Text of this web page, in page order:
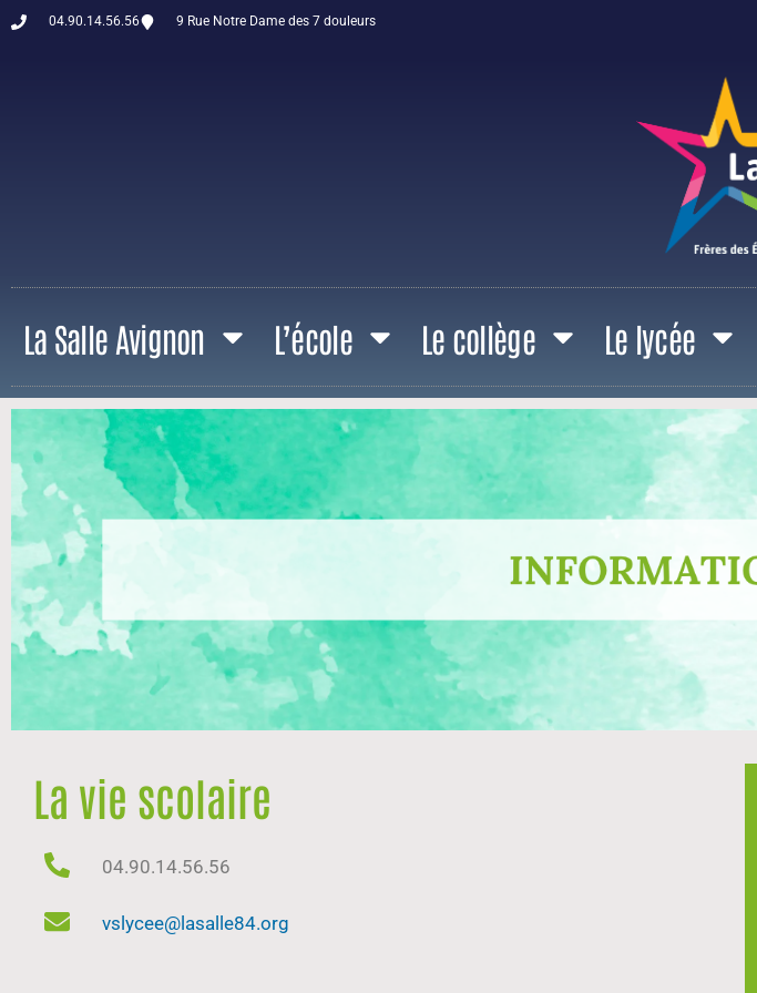
04.90.14.56.56 9 Rue Notre Dame des 7 douleurs
La Salle Avignon L’école Le collège Le lycée
La vie scolaire
04.90.14.56.56
vslycee@lasalle84.org